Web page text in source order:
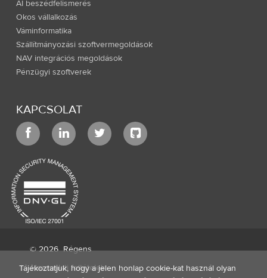
AI beszédfelismerés
Okos vállalkozás
Váminformatika
Szállítmányozási szoftvermegoldások
NAV integrációs megoldások
Pénzügyi szoftverek
KAPCSOLAT
© 2026 Régens
Használati feltételek
Tájékoztatjuk, hogy a jelen honlap cookie-kat használ olyan